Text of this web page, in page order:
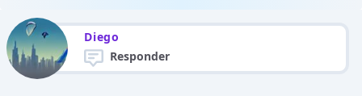
Diego
Responder